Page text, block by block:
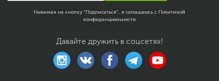
Нажимая на кнопку "Подписаться", я соглашаюсь с Политикой
конфиденциальности
Давайте дружить в соцсетях!